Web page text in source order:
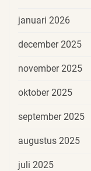
januari 2026
december 2025
november 2025
oktober 2025
september 2025
augustus 2025
juli 2025